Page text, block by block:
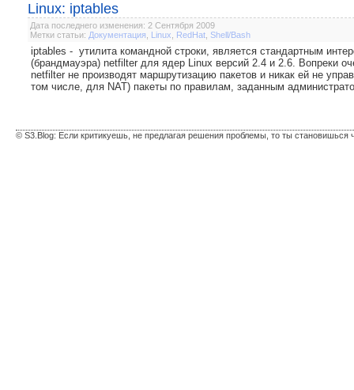
Linux: iptables
Дата последнего изменения: 2 Сентября 2009
Метки статьи: Документация Linux RedHat Shell/Bash
iptables - утилита командной строки, является стандартным
(брандмауэра) netfilter для ядер Linux версий 2.4 и 2.6. Вопреки
netfilter не производят маршрутизацию пакетов и никак ей не
том числе, для NAT) пакеты по правилам, заданным
© S3.Blog: Если критикуешь, не предлагая решения проблемы, то ты становишься